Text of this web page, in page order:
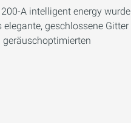
A intelligent energy wurde
geschlossene Gitter
geräuschoptimierten